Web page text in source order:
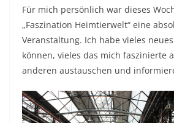
Für mich persönlich war dieses
„Faszination Heimtierwelt“ eine
Veranstaltung. Ich habe vieles
können, vieles das mich faszinierte
anderen austauschen und